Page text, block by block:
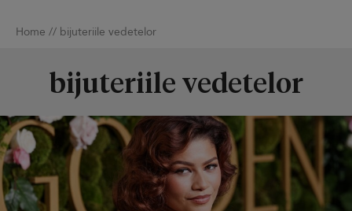
Home // bijuteriile vedetelor
bijuteriile vedetelor